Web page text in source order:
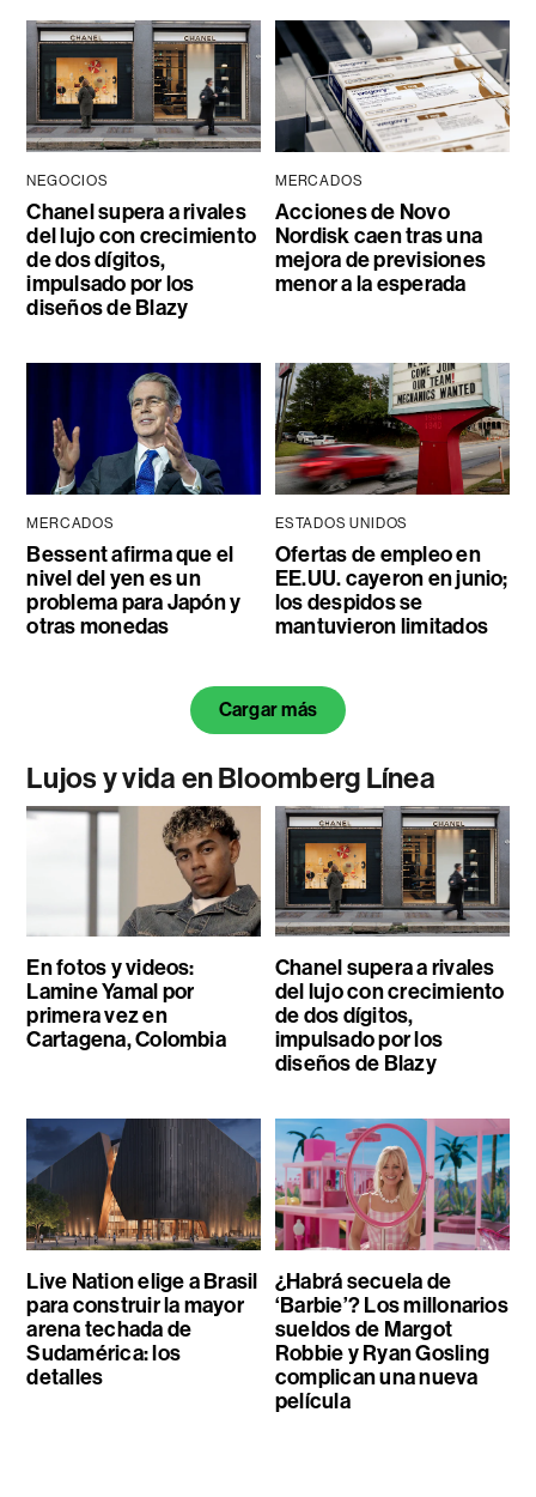
NEGOCIOS
Chanel supera a rivales
del lujo con crecimiento
de dos dígitos,
impulsado por los
diseños de Blazy
MERCADOS
Acciones de Novo
Nordisk caen tras una
mejora de previsiones
menor a la esperada
MERCADOS
Bessent afirma que el
nivel del yen es un
problema para Japón y
otras monedas
ESTADOS UNIDOS
Ofertas de empleo en
EE.UU. cayeron en junio;
los despidos se
mantuvieron limitados
Cargar más
Lujos y vida en Bloomberg Línea
En fotos y videos:
Lamine Yamal por
primera vez en
Cartagena, Colombia
Chanel supera a rivales
del lujo con crecimiento
de dos dígitos,
impulsado por los
diseños de Blazy
Live Nation elige a Brasil
para construir la mayor
arena techada de
Sudamérica: los
detalles
¿Habrá secuela de
‘Barbie’? Los millonarios
sueldos de Margot
Robbie y Ryan Gosling
complican una nueva
película